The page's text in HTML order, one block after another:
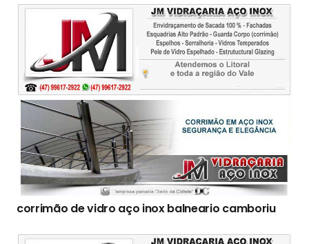
corrimão de vidro aço inox balneario camboriu